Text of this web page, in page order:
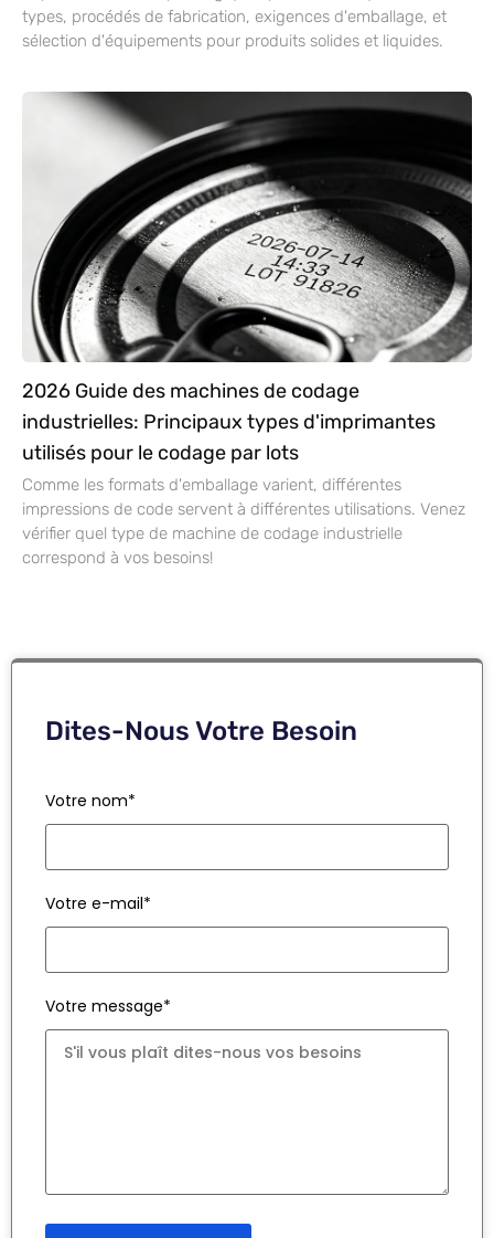
types, procédés de fabrication, exigences d'emballage, et
sélection d'équipements pour produits solides et liquides.
2026 Guide des machines de codage
industrielles: Principaux types d'imprimantes
utilisés pour le codage par lots
Comme les formats d'emballage varient, différentes
impressions de code servent à différentes utilisations. Venez
vérifier quel type de machine de codage industrielle
correspond à vos besoins!
Dites-Nous Votre Besoin
Votre nom*
Votre e-mail*
Votre message*